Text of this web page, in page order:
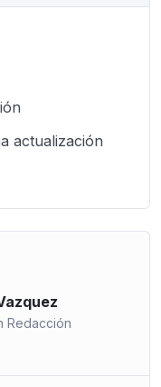
actualización
Redacción